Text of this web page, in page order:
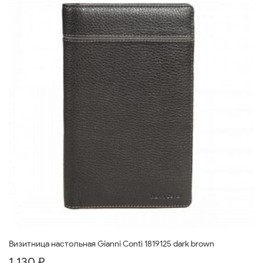
Визитница настольная Gianni Conti 1819125 dark brown